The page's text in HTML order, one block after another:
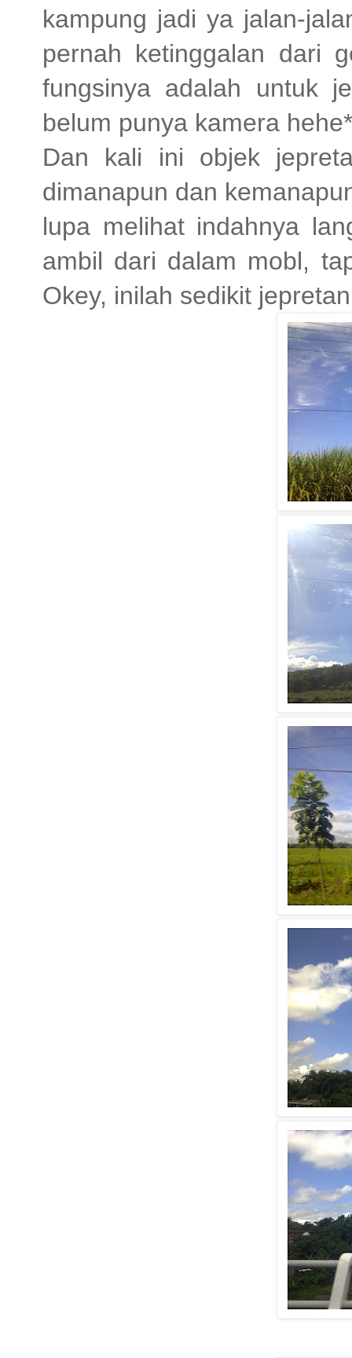
kampung jadi ya jalan-
pernah ketinggalan dari
fungsinya adalah untuk
belum punya kamera
Dan kali ini objek
dimanapun dan
lupa melihat indahnya
ambil dari dalam mobl,
Okey, inilah sedikit